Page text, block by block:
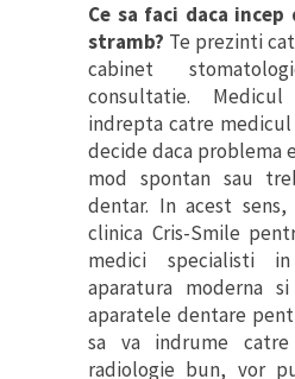
Ce sa faci daca
stramb? Te prezinti
cabinet
consultatie.
indrepta catre
decide daca problema
mod spontan sau
dentar. In acest
clinica Cris-Smile
medici specialisti
aparatura moderna
aparatele dentare
sa va indrume
radiologie bun, vor